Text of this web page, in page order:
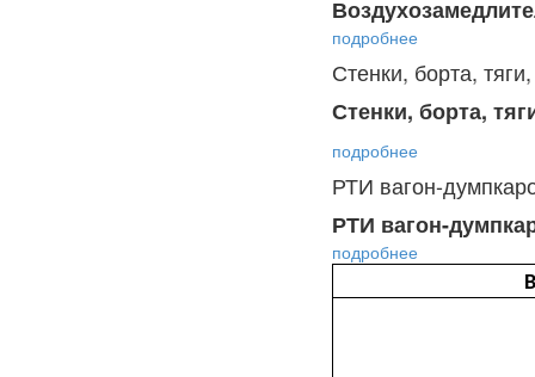
подробнее
Стенки, борта,
Стенки, борта,
подробнее
РТИ вагон-
РТИ вагон-
подробнее